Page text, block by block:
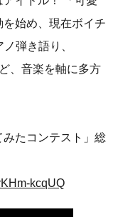
始め、現在ボイチ
弾き語り、
、音楽を軸に多方
たコンテスト」総
kcqUQ